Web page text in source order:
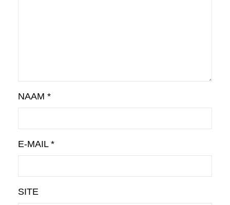
NAAM *
E-MAIL *
SITE